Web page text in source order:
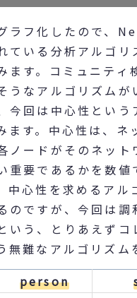
ラフ化したので、
ている分析アルゴリ
ます。コミュニティ
うなアルゴリズムが
今回は中心性という
ます。中心性は、ネ
ノードがそのネット
重要であるかを数値
中心性を求めるアル
のですが、今回は調
いう、とりあえずコ
無難なアルゴリズム
person